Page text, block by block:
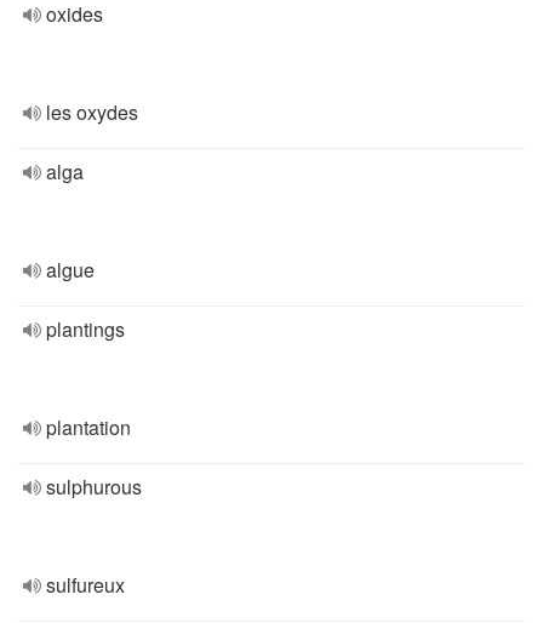
oxides
les oxydes
alga
algue
plantings
plantation
sulphurous
sulfureux